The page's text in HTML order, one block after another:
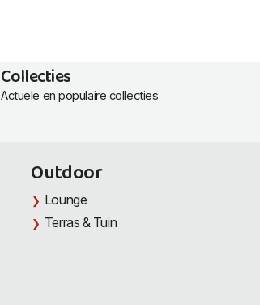
Collecties
Actuele en populaire collecties
Outdoor
Lounge
Terras & Tuin